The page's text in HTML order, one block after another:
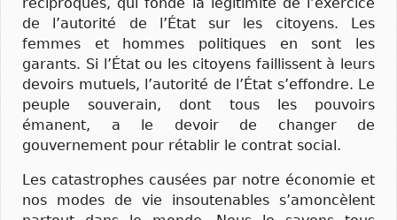
de l’autorité de l’État sur les citoyens. Les
femmes et hommes politiques en sont les
garants. Si l’État ou les citoyens faillissent à leurs
devoirs mutuels, l’autorité de l’État s’effondre. Le
peuple souverain, dont tous les pouvoirs
émanent, a le devoir de changer de
gouvernement pour rétablir le contrat social.
Les catastrophes causées par notre économie et
nos modes de vie insoutenables s’amoncèlent